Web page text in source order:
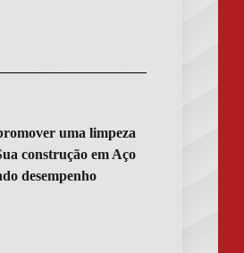
uma limpeza
construção em Aço
desempenho